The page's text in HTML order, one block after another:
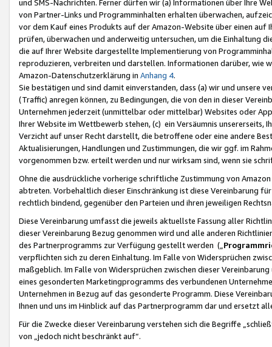
und SMS-Nachrichten. Ferner dürfen wir (a) Informationen über Ihre
von Partner-Links und Programminhalten erhalten überwachen,
vor dem Kauf eines Produkts auf der Amazon-Website über einen
prüfen, überwachen und anderweitig untersuchen, um die Einhaltung
die auf Ihrer Website dargestellte Implementierung von
reproduzieren, verbreiten und darstellen. Informationen darüber, wie
Amazon-Datenschutzerklärung in Anhang 4.
Sie bestätigen und sind damit einverstanden, dass (a) wir und
(Traffic) anregen können, zu Bedingungen, die von den in dieser
Unternehmen jederzeit (unmittelbar oder mittelbar) Websites oder
Ihrer Website im Wettbewerb stehen, (c) ein Versäumnis unsererseits,
Verzicht auf unser Recht darstellt, die betroffene oder eine andere
Aktualisierungen, Handlungen und Zustimmungen, die wir ggf. im
vorgenommen bzw. erteilt werden und nur wirksam sind, wenn sie
Ohne die ausdrückliche vorherige schriftliche Zustimmung von
abtreten. Vorbehaltlich dieser Einschränkung ist diese Vereinbarung
rechtlich bindend, gegenüber den Parteien und ihren jeweiligen
Diese Vereinbarung umfasst die jeweils aktuellste Fassung aller
dieser Vereinbarung Bezug genommen wird und alle anderen
des Partnerprogramms zur Verfügung gestellt werden („
verpflichten sich zu deren Einhaltung. Im Falle von Widersprüchen
maßgeblich. Im Falle von Widersprüchen zwischen dieser
eines gesonderten Marketingprogramms des verbundenen
Unternehmen in Bezug auf das gesonderte Programm. Diese
Ihnen und uns im Hinblick auf das Partnerprogramm dar und ersetzt
Für die Zwecke dieser Vereinbarung verstehen sich die Begriffe
von „jedoch nicht beschränkt auf“.